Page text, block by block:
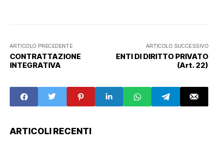
ARTICOLO PRECEDENTE
CONTRATTAZIONE
INTEGRATIVA
ARTICOLO SUCCESSIVO
ENTI DI DIRITTO PRIVATO
(Art. 22)
ARTICOLI RECENTI